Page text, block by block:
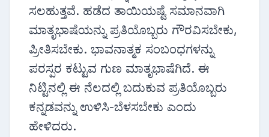
ಸಲಹುತ್ತವೆ. ಹಡೆದ ತಾಯಿಯಷ್ಟೆ ಸಮಾನವಾಗಿ
ಮಾತೃಭಾಷೆಯನ್ನು ಪ್ರತಿಯೊಬ್ಬರು ಗೌರವಿಸಬೇಕು,
ಪ್ರೀತಿಸಬೇಕು. ಭಾವನಾತ್ಮಕ ಸಂಬಂಧಗಳನ್ನು
ಪರಸ್ಪರ ಕಟ್ಟುವ ಗುಣ ಮಾತೃಭಾಷೆಗಿದೆ. ಈ
ನಿಟ್ಟಿನಲ್ಲಿ ಈ ನೆಲದಲ್ಲಿ ಬದುಕುವ ಪ್ರತಿಯೊಬ್ಬರು
ಕನ್ನಡವನ್ನು ಉಳಿಸಿ-ಬೆಳಸಬೇಕು ಎಂದು
ಹೇಳಿದರು.